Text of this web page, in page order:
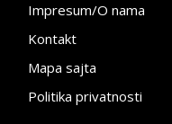
Impresum/O nama
Kontakt
Mapa sajta
Politika privatnosti